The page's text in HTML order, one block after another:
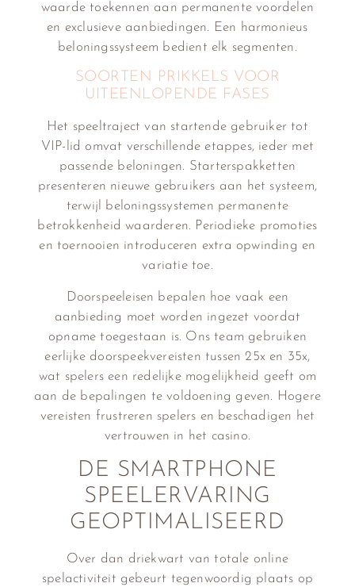
waarde toekennen aan permanente voordelen
en exclusieve aanbiedingen. Een harmonieus
beloningssysteem bedient elk segmenten.
SOORTEN PRIKKELS VOOR
UITEENLOPENDE FASES
Het speeltraject van startende gebruiker tot
VIP-lid omvat verschillende etappes, ieder met
passende beloningen. Starterspakketten
presenteren nieuwe gebruikers aan het systeem,
terwijl beloningssystemen permanente
betrokkenheid waarderen. Periodieke promoties
en toernooien introduceren extra opwinding en
variatie toe.
Doorspeeleisen bepalen hoe vaak een
aanbieding moet worden ingezet voordat
opname toegestaan is. Ons team gebruiken
eerlijke doorspeekvereisten tussen 25x en 35x,
wat spelers een redelijke mogelijkheid geeft om
aan de bepalingen te voldoening geven. Hogere
vereisten frustreren spelers en beschadigen het
vertrouwen in het casino.
DE SMARTPHONE
SPEELERVARING
GEOPTIMALISEERD
Over dan driekwart van totale online
spelactiviteit gebeurt tegenwoordig plaats op